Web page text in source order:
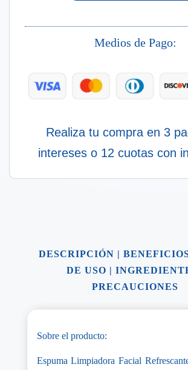
Medios de Pago:
Realiza tu compra en 3
intereses o 12 cuotas con
DESCRIPCIÓN |
DE USO |
PRECAUCIONES
Sobre el producto:
Espuma Limpiadora Facial